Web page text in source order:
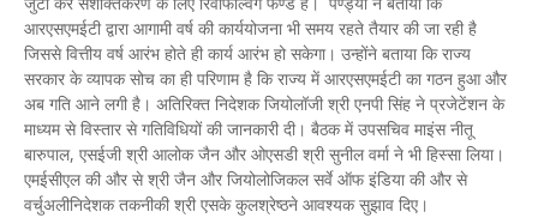
आरएसएमईटी द्वारा आगामी वर्ष की कार्ययोजना भी समय रहते तैयार की जा रही है
जिससे वित्तीय वर्ष आरंभ होते ही कार्य आरंभ हो सकेगा। उन्होंने बताया कि राज्य
सरकार के व्यापक सोच का ही परिणाम है कि राज्य में आरएसएमईटी का गठन हुआ और
अब गति आने लगी है। अतिरिक्त निदेशक जियोलॉजी श्री एनपी सिंह ने प्रजेटेंशन के
माध्यम से विस्तार से गतिविधियों की जानकारी दी। बैठक में उपसचिव माइंस नीतू
बारुपाल, एसईजी श्री आलोक जैन और ओएसडी श्री सुनील वर्मा ने भी हिस्सा लिया।
एमईसीएल की और से श्री जैन और जियोलोजिकल सर्वे ऑफ इंडिया की और से
वर्चुअलीनिदेशक तकनीकी श्री एसके कुलश्रेष्ठने आवश्यक सुझाव दिए।